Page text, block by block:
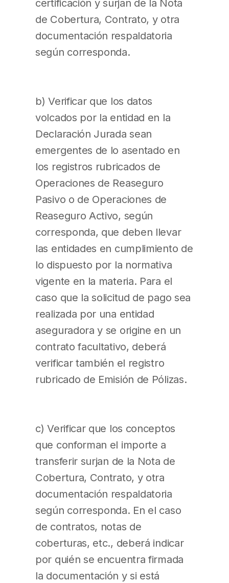
certificación y surjan de la Nota
de Cobertura, Contrato, y otra
documentación respaldatoria
según corresponda.
b) Verificar que los datos
volcados por la entidad en la
Declaración Jurada sean
emergentes de lo asentado en
los registros rubricados de
Operaciones de Reaseguro
Pasivo o de Operaciones de
Reaseguro Activo, según
corresponda, que deben llevar
las entidades en cumplimiento de
lo dispuesto por la normativa
vigente en la materia. Para el
caso que la solicitud de pago sea
realizada por una entidad
aseguradora y se origine en un
contrato facultativo, deberá
verificar también el registro
rubricado de Emisión de Pólizas.
c) Verificar que los conceptos
que conforman el importe a
transferir surjan de la Nota de
Cobertura, Contrato, y otra
documentación respaldatoria
según corresponda. En el caso
de contratos, notas de
coberturas, etc., deberá indicar
por quién se encuentra firmada
la documentación y si está